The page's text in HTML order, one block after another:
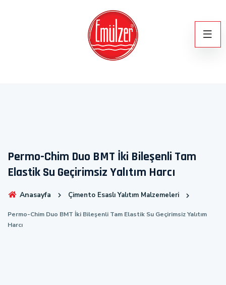
Permo-Chim Duo BMT İki Bileşenli Tam
Elastik Su Geçirimsiz Yalıtım Harcı
Anasayfa Çimento Esaslı Yalıtım Malzemeleri
Permo-Chim Duo BMT İki Bileşenli Tam Elastik Su Geçirimsiz Yalıtım
Harcı